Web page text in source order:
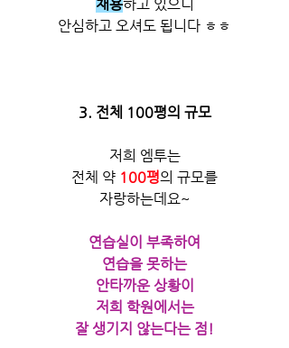
채용하고 있으니
안심하고 오셔도 됩니다 ㅎㅎ
3. 전체 100평의 규모
저희 엠투는
전체 약 100평의 규모를
자랑하는데요~
연습실이 부족하여
연습을 못하는
안타까운 상황이
저희 학원에서는
잘 생기지 않는다는 점!